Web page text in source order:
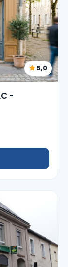
5,0
-